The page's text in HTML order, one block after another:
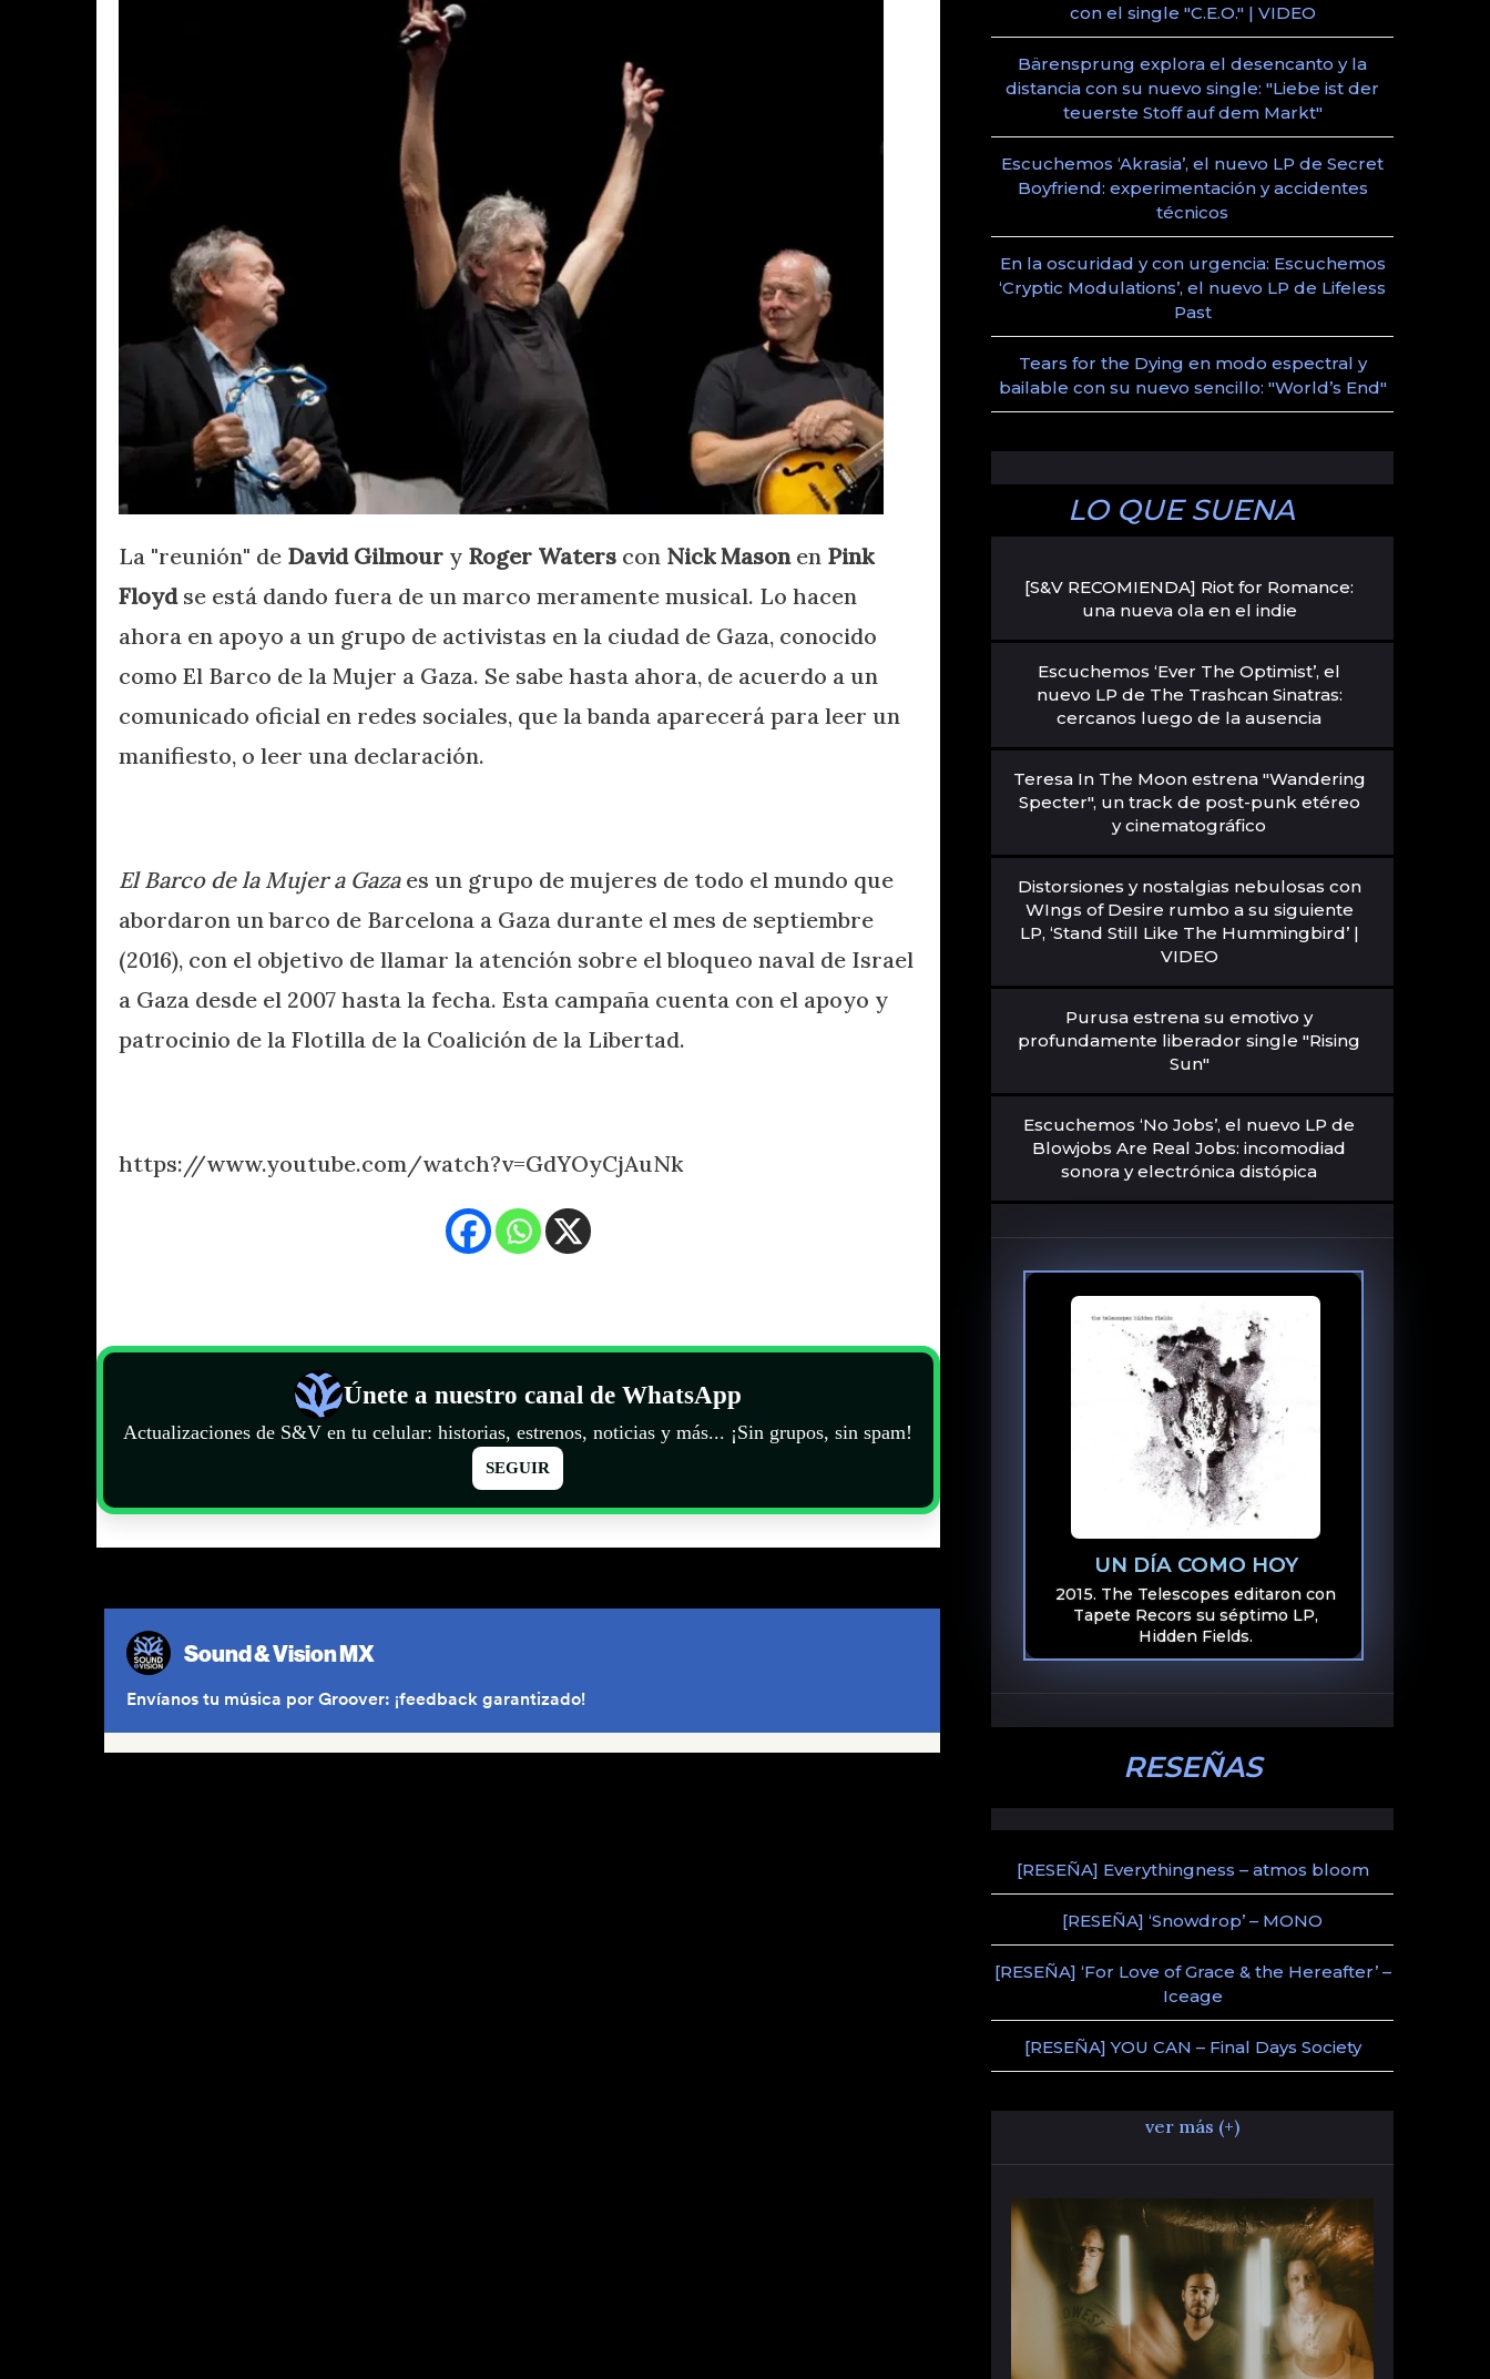
La "reunión" de David Gilmour y Roger Waters con Nick Masonen Pink
Floydse está dando fuera de un marco meramente musical. Lo hacen
ahora en apoyo a un grupo de activistas en la ciudad de Gaza, conocido
como El Barco de la Mujer a Gaza. Se sabe hasta ahora, de acuerdo a un
comunicado oficial en redes sociales, que la banda aparecerá para leer un
manifiesto, o leer una declaración.
El Barco de la Mujer a Gazaes un grupo de mujeres de todo el mundo que
abordaron un barco de Barcelona a Gaza durante el mes de septiembre
(2016), con el objetivo de llamar la atención sobre el bloqueo naval de Israel
a Gaza desde el 2007 hasta la fecha. Esta campaña cuenta con el apoyo y
patrocinio de la Flotilla de la Coalición de la Libertad.
https://www.youtube.com/watch?v=GdYOyCjAuNk
Únete a nuestro canal de WhatsApp
Actualizaciones de S&V en tu celular: historias, estrenos, noticias y más... ¡Sin grupos, sin spam!
SEGUIR
con el single "C.E.O." | VIDEO
Bärensprung explora el desencanto y la
distancia con su nuevo single: "Liebe ist der
teuerste Stoff auf dem Markt"
Escuchemos ‘Akrasia’, el nuevo LP de Secret
Boyfriend: experimentación y accidentes
técnicos
En la oscuridad y con urgencia: Escuchemos
‘Cryptic Modulations’, el nuevo LP de Lifeless
Past
Tears for the Dying en modo espectral y
bailable con su nuevo sencillo: "World’s End"
LO QUE SUENA
[S&V RECOMIENDA] Riot for Romance:
una nueva ola en el indie
Escuchemos ‘Ever The Optimist’, el
nuevo LP de The Trashcan Sinatras:
cercanos luego de la ausencia
Teresa In The Moon estrena "Wandering
Specter", un track de post-punk etéreo
y cinematográfico
Distorsiones y nostalgias nebulosas con
WIngs of Desire rumbo a su siguiente
LP, ‘Stand Still Like The Hummingbird’ |
VIDEO
Purusa estrena su emotivo y
profundamente liberador single "Rising
Sun"
Escuchemos ‘No Jobs’, el nuevo LP de
Blowjobs Are Real Jobs: incomodiad
sonora y electrónica distópica
UN DÍA COMO HOY
2015. The Telescopes editaron con
Tapete Recors su séptimo LP,
Hidden Fields.
RESEÑAS
[RESEÑA] Everythingness – atmos bloom
[RESEÑA] ‘Snowdrop’ – MONO
[RESEÑA] ‘For Love of Grace & the Hereafter’ –
Iceage
[RESEÑA] YOU CAN – Final Days Society
ver más (+)